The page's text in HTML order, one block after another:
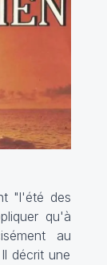
"l'été des
qu'à
au
décrit une